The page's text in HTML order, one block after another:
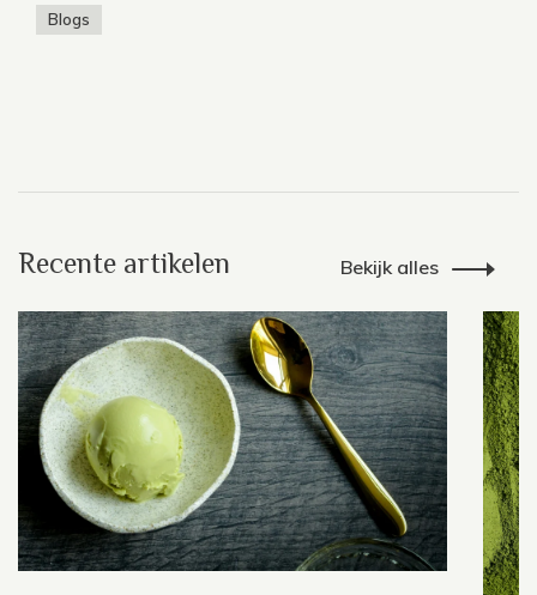
Blogs
Recente artikelen Bekijk alles